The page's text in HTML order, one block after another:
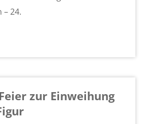
– 24.
zur Einweihung